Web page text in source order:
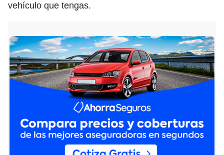
vehículo que tengas.